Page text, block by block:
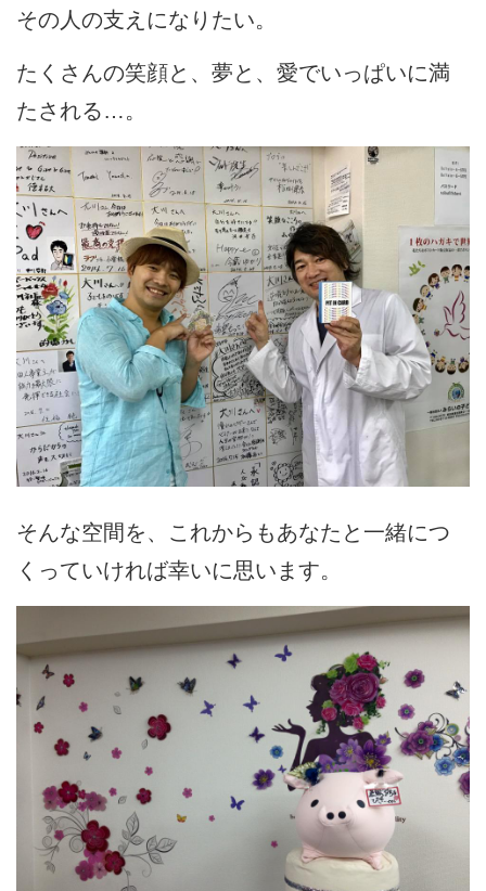
その人の支えになりたい。
たくさんの笑顔と、夢と、愛でいっぱいに満
たされる…。
そんな空間を、これからもあなたと一緒につ
くっていければ幸いに思います。